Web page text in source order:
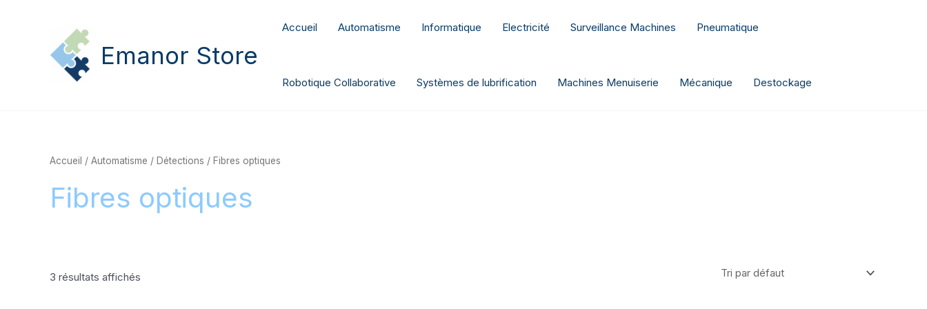
Emanor Store
Accueil Automatisme Informatique Electricité Surveillance Machines Pneumatique
Robotique Collaborative Systèmes de lubrification Machines Menuiserie Mécanique Destockage
Accueil / Automatisme / Détections / Fibres optiques
Fibres optiques
3 résultats affichés